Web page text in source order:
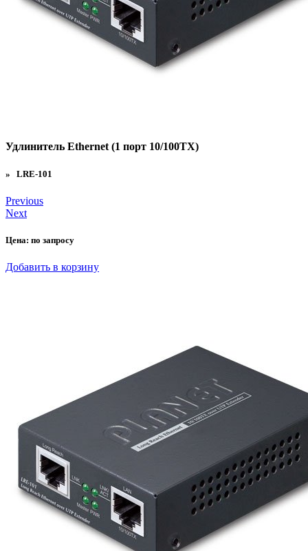
Удлинитель Ethernet (1 порт 10/100TX)
» LRE-101
Previous
Next
Цена: по запросу
Добавить в корзину